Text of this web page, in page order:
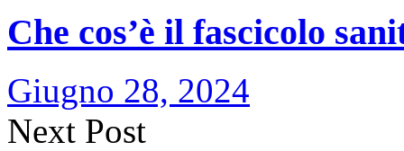
Che cos’è il fascicolo
Giugno 28, 2024
Next Post